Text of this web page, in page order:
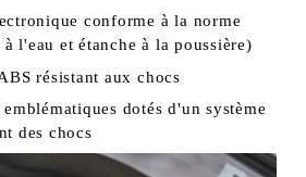
conforme à la norme
l'eau et étanche à la poussière)
résistant aux chocs
dotés d'un système
des chocs